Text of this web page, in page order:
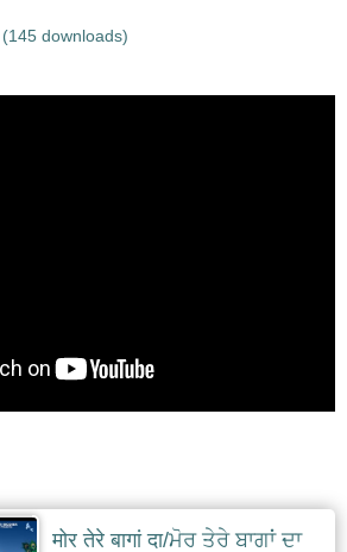
(145 downloads)
मोर तेरे बागां दा/ਮੋਰ ਤੇਰੇ ਬਾਗਾਂ ਦਾ